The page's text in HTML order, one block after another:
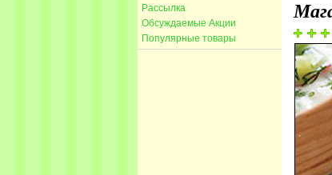
Рассылка
Обсуждаемые Акции
Популярные товары